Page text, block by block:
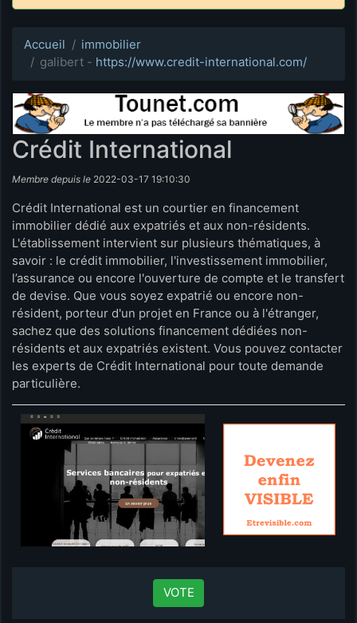
Accueil
immobilier
galibert - https://www.credit-international.com/
Crédit International
Membre depuis le 2022-03-17 19:10:30
Crédit International est un courtier en financement
immobilier dédié aux expatriés et aux non-résidents.
L'établissement intervient sur plusieurs thématiques, à
savoir : le crédit immobilier, l'investissement immobilier,
l’assurance ou encore l'ouverture de compte et le transfert
de devise. Que vous soyez expatrié ou encore non-
résident, porteur d'un projet en France ou à l'étranger,
sachez que des solutions financement dédiées non-
résidents et aux expatriés existent. Vous pouvez contacter
les experts de Crédit International pour toute demande
particulière.
VOTE